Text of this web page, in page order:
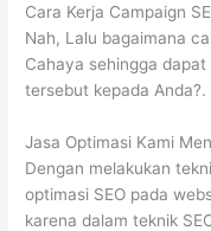
Cara Kerja Campaign
Nah, Lalu bagaimana
Cahaya sehingga
tersebut kepada
Jasa Optimasi Kami
Dengan melakukan
optimasi SEO pada
karena dalam teknik